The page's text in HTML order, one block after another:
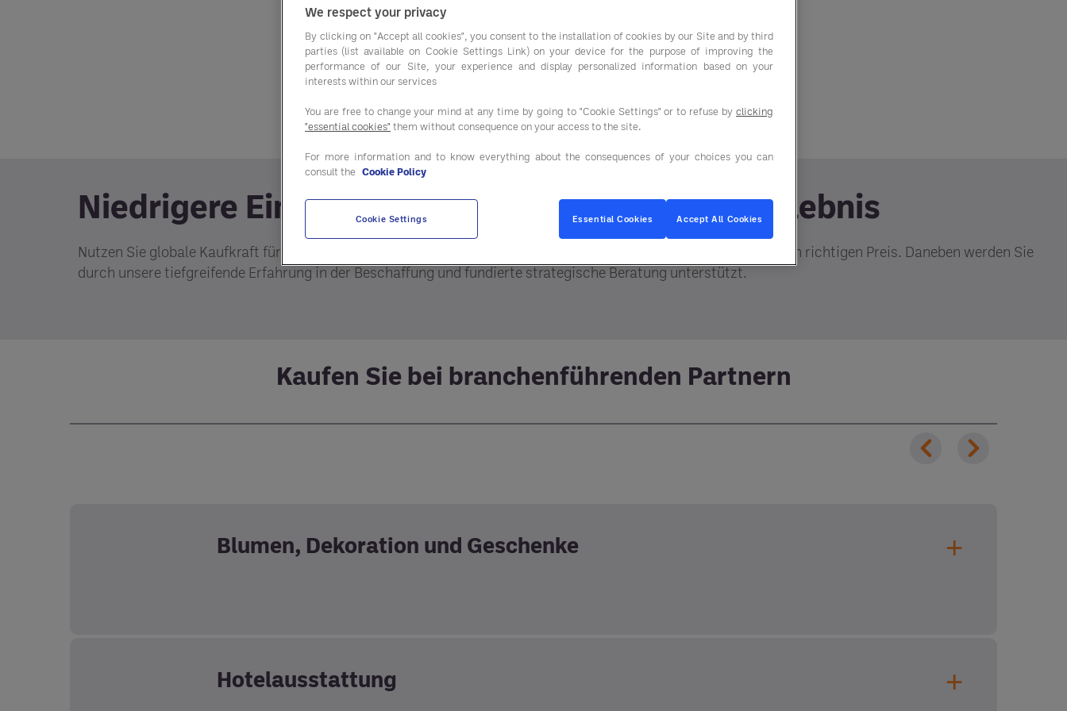
Niedrigere Einkaufskosten, besseres Kundenerlebnis
Nutzen Sie globale Kaufkraft für Ihr Unternehmen. Mit Entegra haben Sie Zugang zu den richtigen Materialien zum richtigen Preis. Daneben werden Sie
durch unsere tiefgreifende Erfahrung in der Beschaffung und fundierte strategische Beratung unterstützt.
Kaufen Sie bei branchenführenden Partnern
Blumen, Dekoration und Geschenke
Hotelausstattung
We respect your privacy
By clicking on "Accept all cookies", you consent to the installation of cookies by our Site and by third
parties (list available on Cookie Settings Link) on your device for the purpose of improving the
performance of our Site, your experience and display personalized information based on your
interests within our services
You are free to change your mind at any time by going to "Cookie Settings" or to refuse by clicking
"essential cookies" them without consequence on your access to the site.
For more information and to know everything about the consequences of your choices you can
consult the Cookie Policy
Cookie Settings Essential Cookies Accept All Cookies